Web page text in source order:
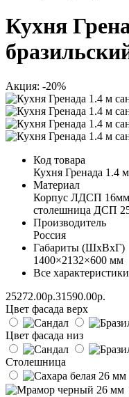
Кухня
Акция: -20%
Код товара
Кухня Гренада 1.4
Материал
Корпус ЛДСП
столешница ДСП
Производитель
Россия
Габариты (ШхВхГ)
1400×2132×600 мм
Все характеристики
25272.00р.31590.00р.
Цвет фасада верх
Цвет фасада низ
Столешница